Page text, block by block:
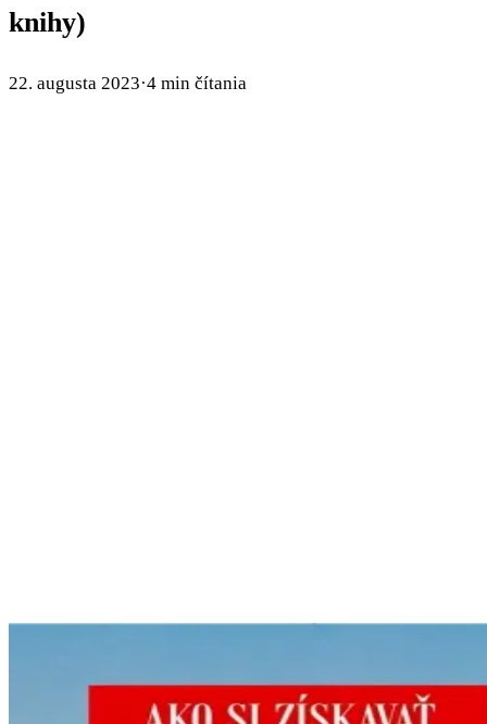
knihy)
22. augusta 2023·4 min čítania